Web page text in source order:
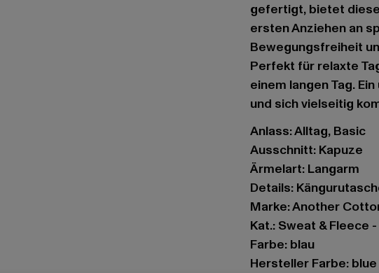
gefertigt, bietet
ersten Anziehen an
Bewegungsfreiheit
Perfekt für relaxte
einem langen Tag.
und sich vielseitig
Anlass: Alltag, Basic
Ausschnitt: Kapuze
Ärmelart: Langarm
Details:
Marke: Another
Kat.: Sweat & Fleece
Farbe: blau
Hersteller Farbe: blue